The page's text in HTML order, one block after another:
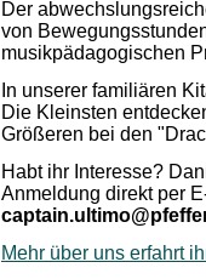
Der
von
musikpädagogischen
In unserer familiären
Die Kleinsten
Größeren bei den
Habt ihr Interesse?
Anmeldung direkt per
Mehr über uns erfahrt